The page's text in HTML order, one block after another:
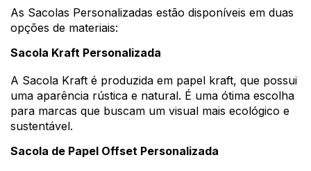
As Sacolas Personalizadas estão disponíveis em duas
opções de materiais:
Sacola Kraft Personalizada
A Sacola Kraft é produzida em papel kraft, que possui
uma aparência rústica e natural. É uma ótima escolha
para marcas que buscam um visual mais ecológico e
sustentável.
Sacola de Papel Offset Personalizada